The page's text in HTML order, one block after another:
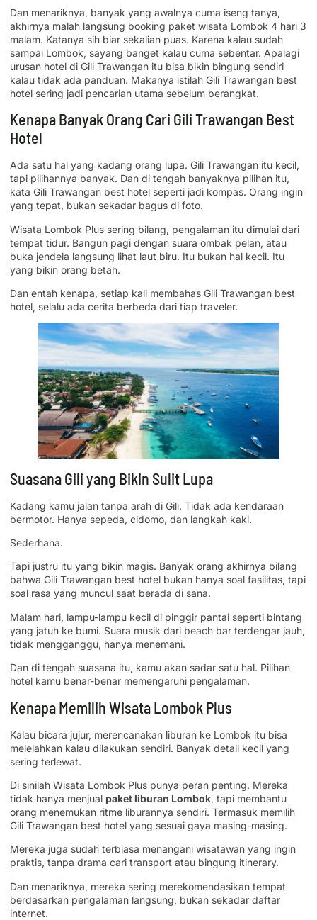
Dan menariknya, banyak yang awalnya cuma iseng tanya,
akhirnya malah langsung booking paket wisata Lombok 4 hari 3
malam. Katanya sih biar sekalian puas. Karena kalau sudah
sampai Lombok, sayang banget kalau cuma sebentar. Apalagi
urusan hotel di Gili Trawangan itu bisa bikin bingung sendiri
kalau tidak ada panduan. Makanya istilah Gili Trawangan best
hotel sering jadi pencarian utama sebelum berangkat.
Kenapa Banyak Orang Cari Gili Trawangan Best
Hotel
Ada satu hal yang kadang orang lupa. Gili Trawangan itu kecil,
tapi pilihannya banyak. Dan di tengah banyaknya pilihan itu,
kata Gili Trawangan best hotel seperti jadi kompas. Orang ingin
yang tepat, bukan sekadar bagus di foto.
Wisata Lombok Plus sering bilang, pengalaman itu dimulai dari
tempat tidur. Bangun pagi dengan suara ombak pelan, atau
buka jendela langsung lihat laut biru. Itu bukan hal kecil. Itu
yang bikin orang betah.
Dan entah kenapa, setiap kali membahas Gili Trawangan best
hotel, selalu ada cerita berbeda dari tiap traveler.
Suasana Gili yang Bikin Sulit Lupa
Kadang kamu jalan tanpa arah di Gili. Tidak ada kendaraan
bermotor. Hanya sepeda, cidomo, dan langkah kaki.
Sederhana.
Tapi justru itu yang bikin magis. Banyak orang akhirnya bilang
bahwa Gili Trawangan best hotel bukan hanya soal fasilitas, tapi
soal rasa yang muncul saat berada di sana.
Malam hari, lampu-lampu kecil di pinggir pantai seperti bintang
yang jatuh ke bumi. Suara musik dari beach bar terdengar jauh,
tidak mengganggu, hanya menemani.
Dan di tengah suasana itu, kamu akan sadar satu hal. Pilihan
hotel kamu benar-benar memengaruhi pengalaman.
Kenapa Memilih Wisata Lombok Plus
Kalau bicara jujur, merencanakan liburan ke Lombok itu bisa
melelahkan kalau dilakukan sendiri. Banyak detail kecil yang
sering terlewat.
Di sinilah Wisata Lombok Plus punya peran penting. Mereka
tidak hanya menjual paket liburan Lombok, tapi membantu
orang menemukan ritme liburannya sendiri. Termasuk memilih
Gili Trawangan best hotel yang sesuai gaya masing-masing.
Mereka juga sudah terbiasa menangani wisatawan yang ingin
praktis, tanpa drama cari transport atau bingung itinerary.
Dan menariknya, mereka sering merekomendasikan tempat
berdasarkan pengalaman langsung, bukan sekadar daftar
internet.